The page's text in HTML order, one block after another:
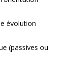
évolution
(passives ou